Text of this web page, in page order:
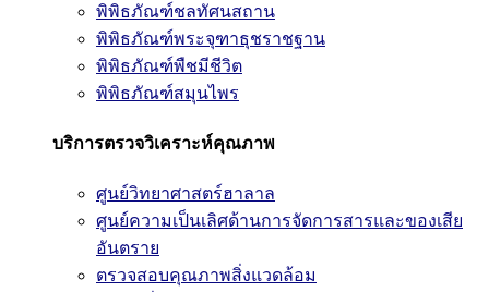
พิพิธภัณฑ์ชลทัศนสถาน
พิพิธภัณฑ์พระจุฑาธุชราชฐาน
พิพิธภัณฑ์พืชมีชีวิต
พิพิธภัณฑ์สมุนไพร
บริการตรวจวิเคราะห์คุณภาพ
ศูนย์วิทยาศาสตร์ฮาลาล
ศูนย์ความเป็นเลิศด้านการจัดการสารและของเสีย
อันตราย
ตรวจสอบคุณภาพสิ่งแวดล้อม